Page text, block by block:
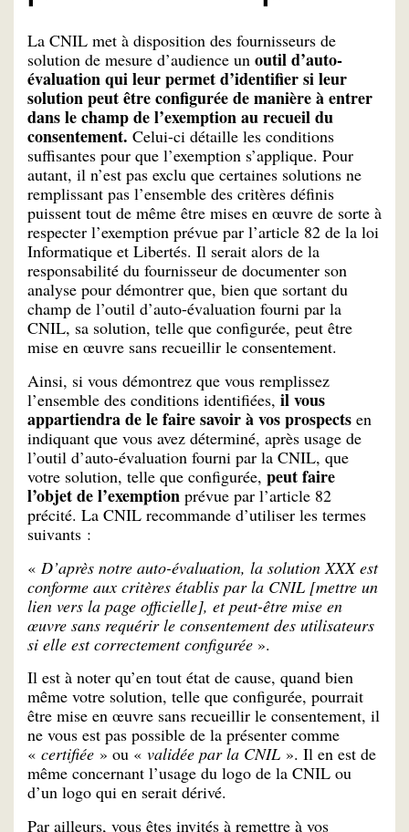
La CNIL met à disposition des fournisseurs de
solution de mesure d’audience un outil d’auto-
évaluation qui leur permet d’identifier si leur
solution peut être configurée de manière à entrer
dans le champ de l’exemption au recueil du
consentement. Celui-ci détaille les conditions
suffisantes pour que l’exemption s’applique. Pour
autant, il n’est pas exclu que certaines solutions ne
remplissant pas l’ensemble des critères définis
puissent tout de même être mises en œuvre de sorte à
respecter l’exemption prévue par l’article 82 de la loi
Informatique et Libertés. Il serait alors de la
responsabilité du fournisseur de documenter son
analyse pour démontrer que, bien que sortant du
champ de l’outil d’auto-évaluation fourni par la
CNIL, sa solution, telle que configurée, peut être
mise en œuvre sans recueillir le consentement.
Ainsi, si vous démontrez que vous remplissez
l’ensemble des conditions identifiées, il vous
appartiendra de le faire savoir à vos prospects en
indiquant que vous avez déterminé, après usage de
l’outil d’auto-évaluation fourni par la CNIL, que
votre solution, telle que configurée, peut faire
l’objet de l’exemption prévue par l’article 82
précité. La CNIL recommande d’utiliser les termes
suivants :
« D’après notre auto-évaluation, la solution XXX est
conforme aux critères établis par la CNIL [mettre un
lien vers la page officielle], et peut-être mise en
œuvre sans requérir le consentement des utilisateurs
si elle est correctement configurée ».
Il est à noter qu’en tout état de cause, quand bien
même votre solution, telle que configurée, pourrait
être mise en œuvre sans recueillir le consentement, il
ne vous est pas possible de la présenter comme
« certifiée » ou « validée par la CNIL ». Il en est de
même concernant l’usage du logo de la CNIL ou
d’un logo qui en serait dérivé.
Par ailleurs, vous êtes invités à remettre à vos